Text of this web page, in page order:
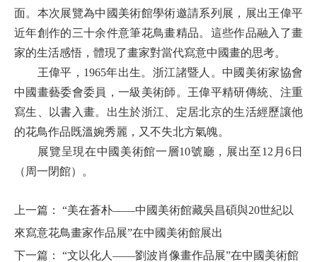
面。本次展覽為中國美術館學術邀請系列展，展出王偉平
近年創作的三十余件意筆花鳥畫精品。這些作品融入了畫
家的生活感悟，體現了畫家對當代寫意中國畫的思考。
王偉平，1965年出生。浙江諸暨人。中國美術家協會
中國畫藝委會委員，一級美術師。王偉平精研傳統、注重
寫生、以書入畫。出生於浙江、定居北京的生活經歷讓他
的花鳥作品既溫婉秀麗，又不失北方氣魄。
展覽呈現在中國美術館一層10號廳，展出至12月6日
（周一閉館）。
上一篇： “美在蒼朴——中國美術館藏吳昌碩與20世紀以
來寫意花鳥畫家作品展”在中國美術館展出
下一篇： “文以化人——劉波肖像畫作品展”在中國美術館